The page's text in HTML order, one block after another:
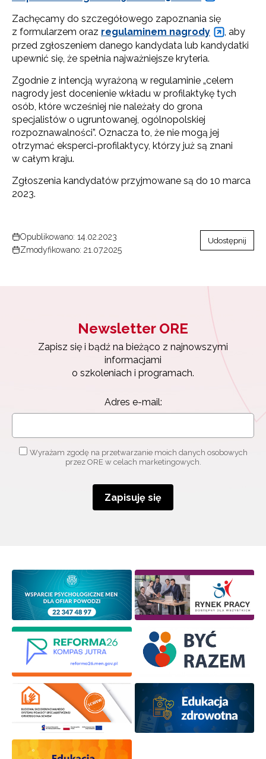
Zachęcamy do szczegółowego zapoznania się
z formularzem oraz regulaminem nagrody
, aby
przed zgłoszeniem danego kandydata lub kandydatki
upewnić się, że spełnia najważniejsze kryteria.
Zgodnie z intencją wyrażoną w regulaminie „celem
nagrody jest docenienie wkładu w profilaktykę tych
osób, które wcześniej nie należały do grona
specjalistów o ugruntowanej, ogólnopolskiej
rozpoznawalności”. Oznacza to, że nie mogą jej
otrzymać eksperci-profilaktycy, którzy już są znani
w całym kraju.
Zgłoszenia kandydatów przyjmowane są do 10 marca
2023.
Opublikowano: 14.02.2023
Zmodyfikowano: 21.07.2025
Udostępnij
Newsletter ORE
Zapisz się i bądź na bieżąco z najnowszymi
informacjami
o szkoleniach i programach.
Adres e-mail:
Wyrażam zgodę na przetwarzanie moich danych osobowych
przez ORE w celach marketingowych.
Zapisuję się
Newsletter ORE
Zapisz się i bądź na bieżąco z najnowszymi
informacjami
Adres e-mail:
Wyrażam zgodę na przetwarzanie moich danych
osobowych przez ORE w celach marketingowych.
Zapisuję się